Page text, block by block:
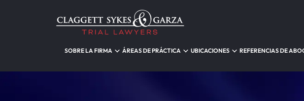
SOBRE LA FIRMA ÁREAS DE PRÁCTICA UBICACIONES REFERENCIAS DE